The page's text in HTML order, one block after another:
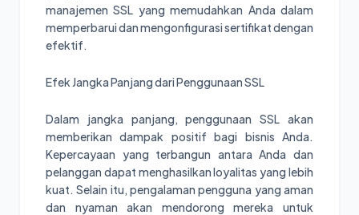
manajemen SSL yang memudahkan Anda dalam
memperbarui dan mengonfigurasi sertifikat dengan
efektif.
Efek Jangka Panjang dari Penggunaan SSL
Dalam jangka panjang, penggunaan SSL akan
memberikan dampak positif bagi bisnis Anda.
Kepercayaan yang terbangun antara Anda dan
pelanggan dapat menghasilkan loyalitas yang lebih
kuat. Selain itu, pengalaman pengguna yang aman
dan nyaman akan mendorong mereka untuk